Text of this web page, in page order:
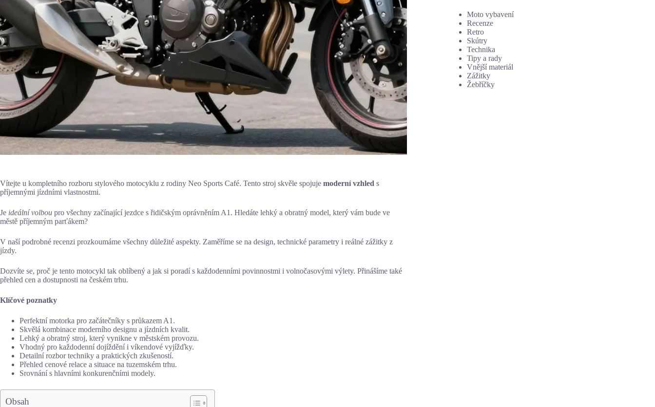
Vítejte u kompletního rozboru stylového motocyklu z rodiny Neo Sports Café. Tento stroj skvěle spojuje moderní vzhled s
příjemnými jízdními vlastnostmi.
Je ideální volbou pro všechny začínající jezdce s řidičským oprávněním A1. Hledáte lehký a obratný model, který vám bude ve
městě příjemným parťákem?
V naší podrobné recenzi prozkoumáme všechny důležité aspekty. Zaměříme se na design, technické parametry i reálné zážitky z
jízdy.
Dozvíte se, proč je tento motocykl tak oblíbený a jak si poradí s každodenními povinnostmi i volnočasovými výlety. Přinášíme také
přehled cen a dostupnosti na českém trhu.
Klíčové poznatky
Perfektní motorka pro začátečníky s průkazem A1.
Skvělá kombinace moderního designu a jízdních kvalit.
Lehký a obratný stroj, který vynikne v městském provozu.
Vhodný pro každodenní dojíždění i víkendové vyjížďky.
Detailní rozbor techniky a praktických zkušeností.
Přehled cenové relace a situace na tuzemském trhu.
Srovnání s hlavními konkurenčními modely.
Obsah
Moto vybavení
Recenze
Retro
Skútry
Technika
Tipy a rady
Vnější materiál
Zážitky
Žebříčky